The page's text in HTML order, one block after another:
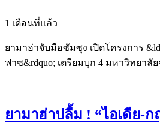
1 เดือนที่แล้ว
ยามาฮ่าจับมือซัมซุง เปิดโครงการ
ฟาซ&rdquo; เตรียมบุก 4 มหาวิทยาลั
ยามาฮ่าปลื้ม ! “ไอเดีย-ก